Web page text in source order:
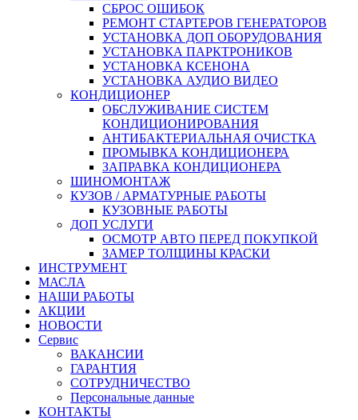
СБРОС ОШИБОК
РЕМОНТ СТАРТЕРОВ ГЕНЕРАТОРОВ
УСТАНОВКА ДОП ОБОРУДОВАНИЯ
УСТАНОВКА ПАРКТРОНИКОВ
УСТАНОВКА КСЕНОНА
УСТАНОВКА АУДИО ВИДЕО
КОНДИЦИОНЕР
ОБСЛУЖИВАНИЕ СИСТЕМ
КОНДИЦИОНИРОВАНИЯ
АНТИБАКТЕРИАЛЬНАЯ ОЧИСТКА
ПРОМЫВКА КОНДИЦИОНЕРА
ЗАПРАВКА КОНДИЦИОНЕРА
ШИНОМОНТАЖ
КУЗОВ / АРМАТУРНЫЕ РАБОТЫ
КУЗОВНЫЕ РАБОТЫ
ДОП УСЛУГИ
ОСМОТР АВТО ПЕРЕД ПОКУПКОЙ
ЗАМЕР ТОЛЩИНЫ КРАСКИ
ИНСТРУМЕНТ
МАСЛА
НАШИ РАБОТЫ
АКЦИИ
НОВОСТИ
Сервис
ВАКАНСИИ
ГАРАНТИЯ
СОТРУДНИЧЕСТВО
Персональные данные
КОНТАКТЫ